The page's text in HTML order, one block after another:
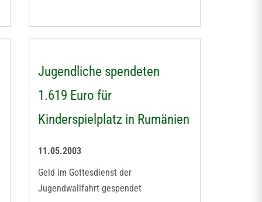
Jugendliche spendeten
1.619 Euro für
Kinderspielplatz in Rumänien
11.05.2003
Geld im Gottesdienst der
Jugendwallfahrt gespendet